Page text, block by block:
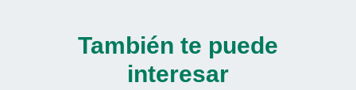
También te puede
interesar